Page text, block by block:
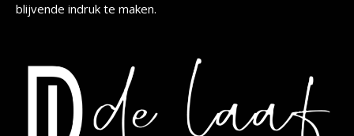
blijvende indruk te maken.